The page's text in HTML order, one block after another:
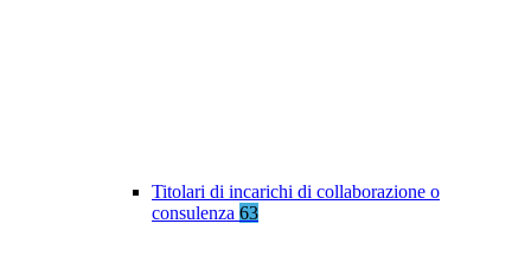
Titolari di incarichi di collaborazione o
consulenza 63